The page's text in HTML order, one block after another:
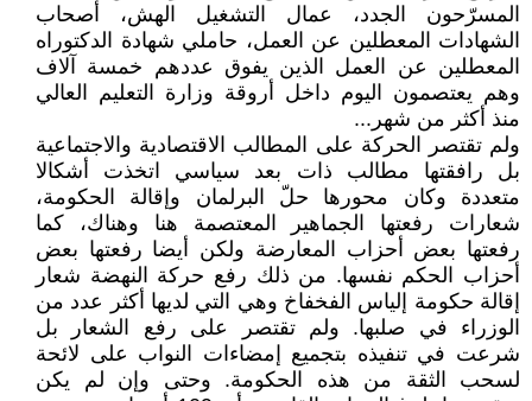
المسرّحون الجدد، عمال التشغيل الهش، أصحاب
الشهادات المعطلين عن العمل، حاملي شهادة الدكتوراه
المعطلين عن العمل الذين يفوق عددهم خمسة آلاف
وهم يعتصمون اليوم داخل أروقة وزارة التعليم العالي
منذ أكثر من شهر...
ولم تقتصر الحركة على المطالب الاقتصادية والاجتماعية
بل رافقتها مطالب ذات بعد سياسي اتخذت أشكالا
متعددة وكان محورها حلّ البرلمان وإقالة الحكومة،
شعارات رفعتها الجماهير المعتصمة هنا وهناك، كما
رفعتها بعض أحزاب المعارضة ولكن أيضا رفعتها بعض
أحزاب الحكم نفسها. من ذلك رفع حركة النهضة شعار
إقالة حكومة إلياس الفخفاخ وهي التي لديها أكثر عدد من
الوزراء في صلبها. ولم تقتصر على رفع الشعار بل
شرعت في تنفيذه بتجميع إمضاءات النواب على لائحة
لسحب الثقة من هذه الحكومة. وحتى وإن لم يكن